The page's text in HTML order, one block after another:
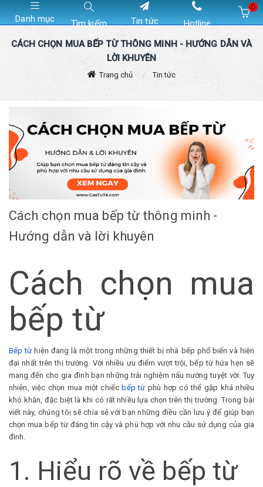
Danh mục Tìm kiếm Tin tức Hotline
0
CÁCH CHỌN MUA BẾP TỪ THÔNG MINH - HƯỚNG DẪN VÀ
LỜI KHUYÊN
Trang chủ Tin tức
Cách chọn mua bếp từ thông minh -
Hướng dẫn và lời khuyên
Cách chọn mua
bếp từ
Bếp từ hiện đang là một trong những thiết bị nhà bếp phổ biến và hiện
đại nhất trên thị trường. Với nhiều ưu điểm vượt trội, bếp từ hứa hẹn sẽ
mang đến cho gia đình bạn những trải nghiệm nấu nướng tuyệt vời. Tuy
nhiên, việc chọn mua một chiếcbếp từ phù hợp có thể gặp khá nhiều
khó khăn, đặc biệt là khi có rất nhiều lựa chọn trên thị trường. Trong bài
viết này, chúng tôi sẽ chia sẻ với bạn những điều cần lưu ý để giúp bạn
chọn mua bếp từ đáng tin cậy và phù hợp với nhu cầu sử dụng của gia
đình.
1. Hiểu rõ về bếp từ